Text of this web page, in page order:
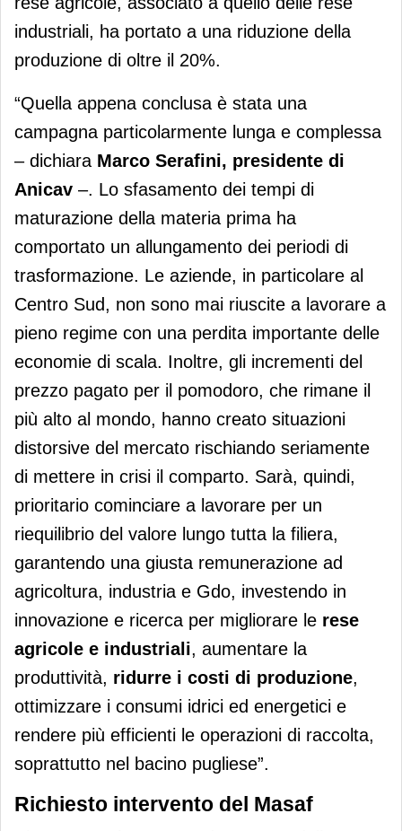
industriali, ha portato a una riduzione della
produzione di oltre il 20%.
“Quella appena conclusa è stata una
campagna particolarmente lunga e complessa
– dichiara Marco Serafini, presidente di
Anicav –. Lo sfasamento dei tempi di
maturazione della materia prima ha
comportato un allungamento dei periodi di
trasformazione. Le aziende, in particolare al
Centro Sud, non sono mai riuscite a lavorare a
pieno regime con una perdita importante delle
economie di scala. Inoltre, gli incrementi del
prezzo pagato per il pomodoro, che rimane il
più alto al mondo, hanno creato situazioni
distorsive del mercato rischiando seriamente
di mettere in crisi il comparto. Sarà, quindi,
prioritario cominciare a lavorare per un
riequilibrio del valore lungo tutta la filiera,
garantendo una giusta remunerazione ad
agricoltura, industria e Gdo, investendo in
innovazione e ricerca per migliorare le rese
agricole e industriali, aumentare la
produttività, ridurre i costi di produzione,
ottimizzare i consumi idrici ed energetici e
rendere più efficienti le operazioni di raccolta,
soprattutto nel bacino pugliese”.
Richiesto intervento del Masaf